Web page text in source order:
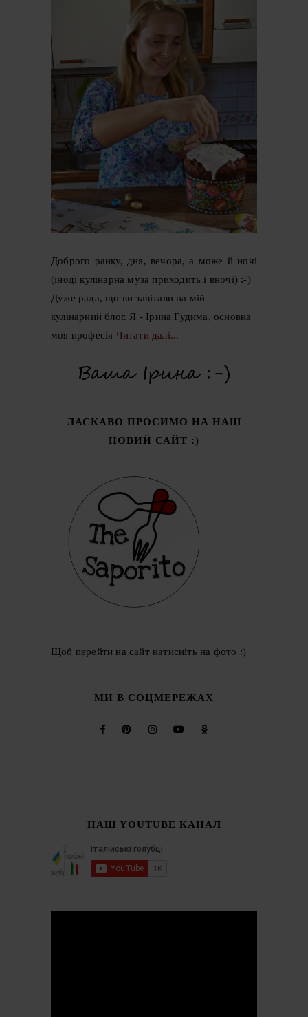
Доброго ранку, дня, вечора, а може й ночі
(іноді кулінарна муза приходить і вночі) :-)
Дуже рада, що ви завітали на мій
кулінарний блог. Я - Ірина Гудима, основна
моя професія Читати далі...
ЛАСКАВО ПРОСИМО НА НАШ
НОВИЙ САЙТ :)
Щоб перейти на сайт натисніть на фото :)
МИ В СОЦМЕРЕЖАХ
НАШ YOUTUBE КАНАЛ